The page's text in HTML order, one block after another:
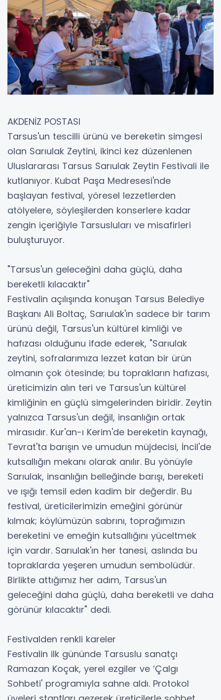
AKDENİZ POSTASI
Tarsus'un tescilli ürünü ve bereketin simgesi
olan Sarıulak Zeytini, ikinci kez düzenlenen
Uluslararası Tarsus Sarıulak Zeytin Festivali ile
kutlanıyor. Kubat Paşa Medresesi'nde
başlayan festival, yöresel lezzetlerden
atölyelere, söyleşilerden konserlere kadar
zengin içeriğiyle Tarsusluları ve misafirleri
buluşturuyor.
"Tarsus'un geleceğini daha güçlü, daha
bereketli kılacaktır"
Festivalin açılışında konuşan Tarsus Belediye
Başkanı Ali Boltaç, Sarıulak'ın sadece bir tarım
ürünü değil, Tarsus'un kültürel kimliği ve
hafızası olduğunu ifade ederek, "Sarıulak
zeytini, sofralarımıza lezzet katan bir ürün
olmanın çok ötesinde; bu toprakların hafızası,
üreticimizin alın teri ve Tarsus'un kültürel
kimliğinin en güçlü simgelerinden biridir. Zeytin
yalnızca Tarsus'un değil, insanlığın ortak
mirasıdır. Kur'an-ı Kerim'de bereketin kaynağı,
Tevrat'ta barışın ve umudun müjdecisi, İncil'de
kutsallığın mekanı olarak anılır. Bu yönüyle
Sarıulak, insanlığın belleğinde barışı, bereketi
ve ışığı temsil eden kadim bir değerdir. Bu
festival, üreticilerimizin emeğini görünür
kılmak; köylümüzün sabrını, toprağımızın
bereketini ve emeğin kutsallığını yüceltmek
için vardır. Sarıulak'ın her tanesi, aslında bu
topraklarda yeşeren umudun sembolüdür.
Birlikte attığımız her adım, Tarsus'un
geleceğini daha güçlü, daha bereketli ve daha
görünür kılacaktır" dedi.
Festivalden renkli kareler
Festivalin ilk gününde Tarsuslu sanatçı
Ramazan Koçak, yerel ezgiler ve ‘Çalgı
Sohbeti' programıyla sahne aldı. Protokol